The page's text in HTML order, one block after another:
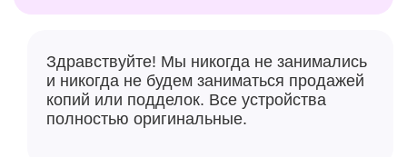
Здравствуйте! Мы никогда не занимались
и никогда не будем заниматься продажей
копий или подделок. Все устройства
полностью оригинальные.